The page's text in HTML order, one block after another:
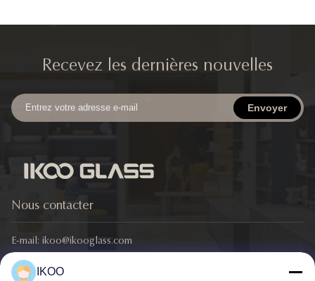
Recevez les dernières nouvelles
Envoyer
Nous contacter
E-mail: ikoo@ikooglass.com
Téléphone:
IKOO